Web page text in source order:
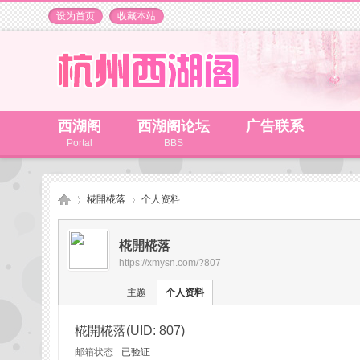
设为首页 收藏本站
西湖阁
Portal
西湖阁论坛
BBS
广告联系
›
椛開椛落
›
个人资料
椛開椛落
https://xmysn.com/?807
主题 个人资料
椛開椛落(UID: 807)
邮箱状态 已验证